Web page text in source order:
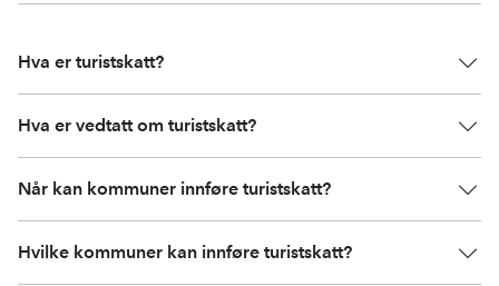
a
b
i
e
-
s
Hva er turistskatt?
Hva er vedtatt om turistskatt?
Når kan kommuner innføre turistskatt?
Hvilke kommuner kan innføre turistskatt?